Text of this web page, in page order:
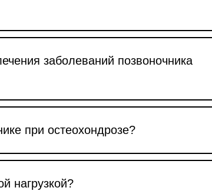
заболеваний позвоночника
при остеохондрозе?
нагрузкой?